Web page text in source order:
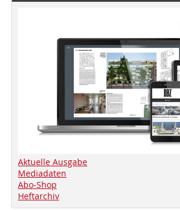
Aktuelle Ausgabe
Mediadaten
Abo-Shop
Heftarchiv